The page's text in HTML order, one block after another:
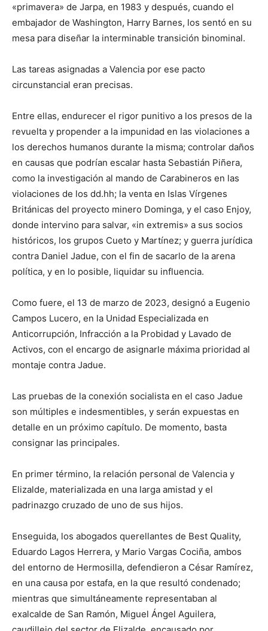
«primavera» de Jarpa, en 1983 y después, cuando el
embajador de Washington, Harry Barnes, los sentó en su
mesa para diseñar la interminable transición binominal.
Las tareas asignadas a Valencia por ese pacto
circunstancial eran precisas.
Entre ellas, endurecer el rigor punitivo a los presos de la
revuelta y propender a la impunidad en las violaciones a
los derechos humanos durante la misma; controlar daños
en causas que podrían escalar hasta Sebastián Piñera,
como la investigación al mando de Carabineros en las
violaciones de los dd.hh; la venta en Islas Vírgenes
Británicas del proyecto minero Dominga, y el caso Enjoy,
donde intervino para salvar, «in extremis» a sus socios
históricos, los grupos Cueto y Martínez; y guerra jurídica
contra Daniel Jadue, con el fin de sacarlo de la arena
política, y en lo posible, liquidar su influencia.
Como fuere, el 13 de marzo de 2023, designó a Eugenio
Campos Lucero, en la Unidad Especializada en
Anticorrupción, Infracción a la Probidad y Lavado de
Activos, con el encargo de asignarle máxima prioridad al
montaje contra Jadue.
Las pruebas de la conexión socialista en el caso Jadue
son múltiples e indesmentibles, y serán expuestas en
detalle en un próximo capítulo. De momento, basta
consignar las principales.
En primer término, la relación personal de Valencia y
Elizalde, materializada en una larga amistad y el
padrinazgo cruzado de uno de sus hijos.
Enseguida, los abogados querellantes de Best Quality,
Eduardo Lagos Herrera, y Mario Vargas Cociña, ambos
del entorno de Hermosilla, defendieron a César Ramírez,
en una causa por estafa, en la que resultó condenado;
mientras que simultáneamente representaban al
exalcalde de San Ramón, Miguel Ángel Aguilera,